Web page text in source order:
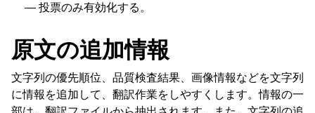
navigation of 導入方法
— 投票のみ有効化する。
原文の追加情報
文字列の優先順位、品質検査結果、画像情報などを文字列
に情報を追加して、翻訳作業をしやすくします。情報の一